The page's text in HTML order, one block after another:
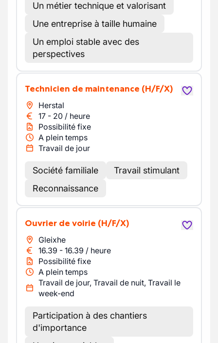
Un métier technique et valorisant
Une entreprise à taille humaine
Un emploi stable avec des
perspectives
Technicien de maintenance (H/F/X)
Herstal
17 - 20 / heure
Possibilité fixe
A plein temps
Travail de jour
Société familiale
Travail stimulant
Reconnaissance
Ouvrier de voirie (H/F/X)
Gleixhe
16.39 - 16.39 / heure
Possibilité fixe
A plein temps
Travail de jour, Travail de nuit, Travail le
week-end
Participation à des chantiers
d'importance